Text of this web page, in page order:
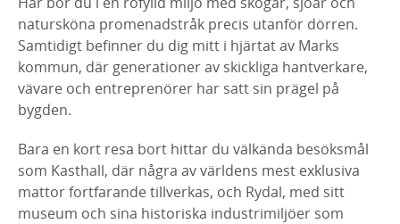
natursköna promenadstråk precis utanför dörren.
Samtidigt befinner du dig mitt i hjärtat av Marks
kommun, där generationer av skickliga hantverkare,
vävare och entreprenörer har satt sin prägel på
bygden.
Bara en kort resa bort hittar du välkända besöksmål
som Kasthall, där några av världens mest exklusiva
mattor fortfarande tillverkas, och Rydal, med sitt
museum och sina historiska industrimiljöer som